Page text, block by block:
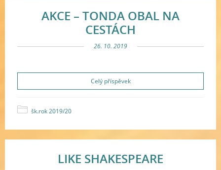
AKCE – TONDA OBAL NA
CESTÁCH
26. 10. 2019
Celý příspěvek
šk.rok 2019/20
LIKE SHAKESPEARE